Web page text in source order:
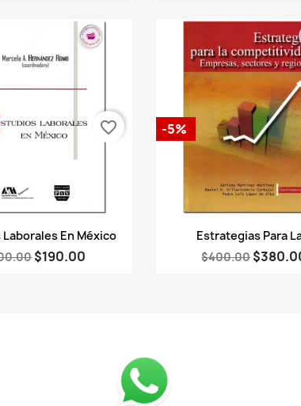
Vista rápidaEn México
$190.00
favorite_border
Vista rápida
Estrategias Para
$400.00
-5%